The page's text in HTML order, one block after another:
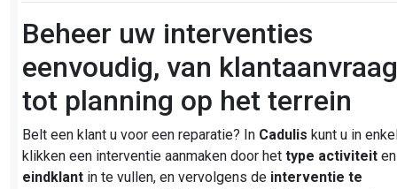
Beheer uw interventies
eenvoudig, van
tot planning op het terrein
Belt een klant u voor een reparatie? In Cadulis kunt u in
klikken een interventie aanmaken door hettype activiteit
eindklant in te vullen, en vervolgens de interventie te